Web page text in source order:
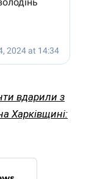
вдарили з
Харківщині: